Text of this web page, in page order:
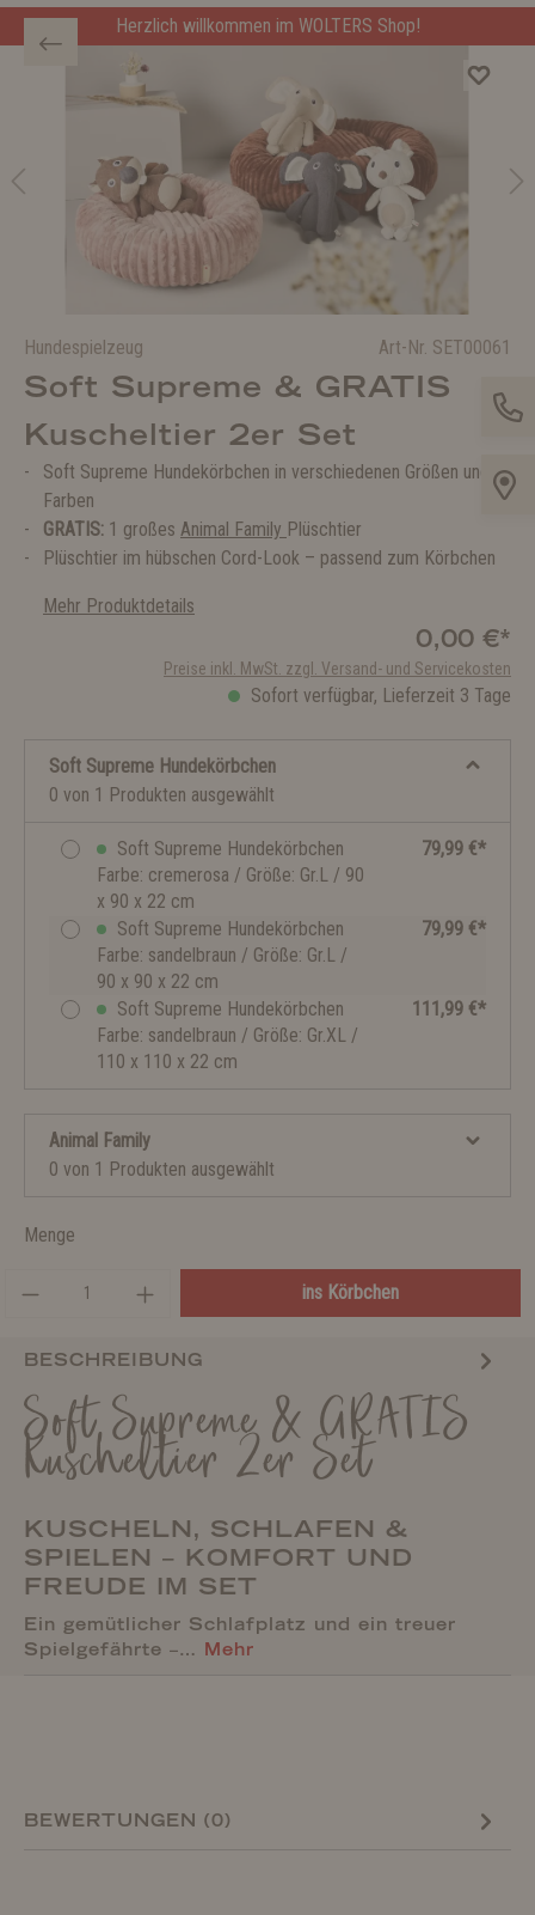
Herzlich willkommen im WOLTERS Shop!
Hundespielzeug Art-Nr. SET00061
Soft Supreme & GRATIS
Kuscheltier 2er Set
Soft Supreme Hundekörbchen in verschiedenen Größen und
Farben
GRATIS: 1 großes Animal Family Plüschtier
Plüschtier im hübschen Cord-Look – passend zum Körbchen
Mehr Produktdetails
0,00 €*
Preise inkl. MwSt. zzgl. Versand- und Servicekosten
Sofort verfügbar, Lieferzeit 3 Tage
Soft Supreme Hundekörbchen
0 von 1 Produkten ausgewählt
Soft Supreme Hundekörbchen
Farbe: cremerosa / Größe: Gr.L / 90
x 90 x 22 cm
79,99 €*
Soft Supreme Hundekörbchen
Farbe: sandelbraun / Größe: Gr.L /
90 x 90 x 22 cm
79,99 €*
Soft Supreme Hundekörbchen
Farbe: sandelbraun / Größe: Gr.XL /
110 x 110 x 22 cm
111,99 €*
Animal Family
0 von 1 Produkten ausgewählt
Menge
ins Körbchen
BESCHREIBUNG
Soft Supreme & GRATIS
Kuscheltier 2er Set
KUSCHELN, SCHLAFEN &
SPIELEN – KOMFORT UND
FREUDE IM SET
Ein gemütlicher Schlafplatz und ein treuer
Spielgefährte –… Mehr
BEWERTUNGEN (0)